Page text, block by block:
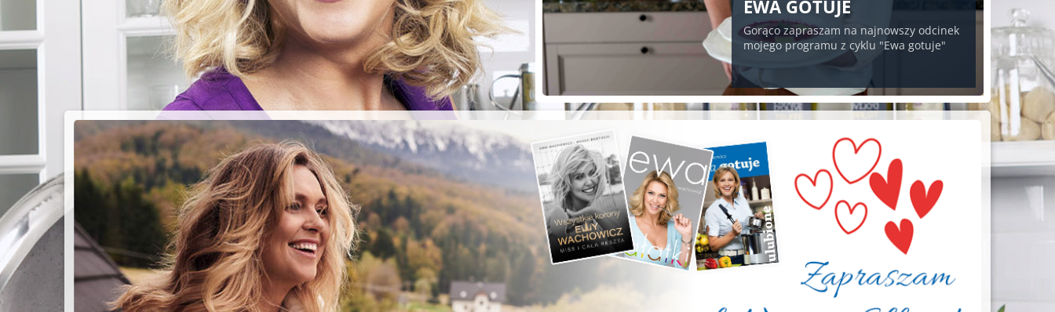
PIECZYSTE POD
CHMURKĄ!
Przepisy na grilla;-)
EWA GOTUJE
Gorąco zapraszam na najnowszy odcinek
mojego programu z cyklu "Ewa gotuje"